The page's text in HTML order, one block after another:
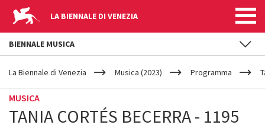
LA BIENNALE DI VENEZIA
YOUR
ARE
La Biennale di Venezia Musica (2023) Programma
MUSICA
TANIA CORTÉS BECERRA - 1195
BIENNALE MUSICA